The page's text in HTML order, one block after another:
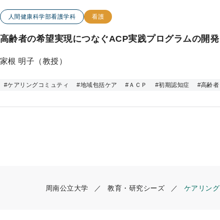
ッ
プ
この研究のカテゴリー
人間健康科学部看護学科 看護
高齢者の希望実現につなぐACP実践プログラムの開発
家根 明子（教授）
この研究のキーワード
#ケアリングコミュティ #地域包括ケア # ＡＣＰ #初期認知症 #高齢者
周南公立大学 教育・研究シーズ ケアリン